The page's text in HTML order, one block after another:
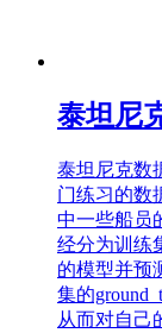
泰坦尼
泰坦尼克数
门练习的数
中一些船员
经分为训练
的模型并预
集的
从而对自己